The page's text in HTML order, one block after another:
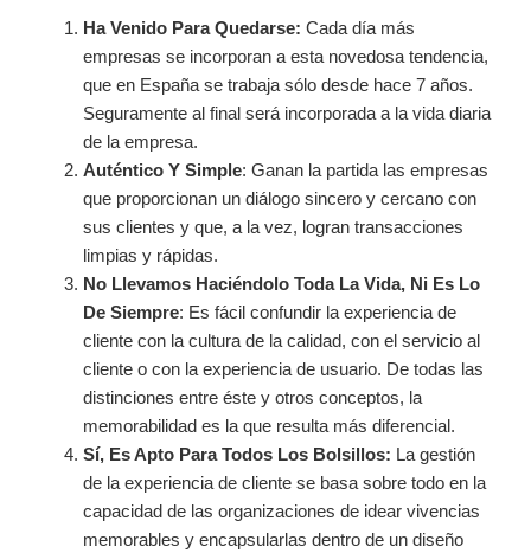
Ha Venido Para Quedarse: Cada día más
empresas se incorporan a esta novedosa tendencia,
que en España se trabaja sólo desde hace 7 años.
Seguramente al final será incorporada a la vida diaria
de la empresa.
Auténtico Y Simple: Ganan la partida las empresas
que proporcionan un diálogo sincero y cercano con
sus clientes y que, a la vez, logran transacciones
limpias y rápidas.
No Llevamos Haciéndolo Toda La Vida, Ni Es Lo
De Siempre: Es fácil confundir la experiencia de
cliente con la cultura de la calidad, con el servicio al
cliente o con la experiencia de usuario. De todas las
distinciones entre éste y otros conceptos, la
memorabilidad es la que resulta más diferencial.
Sí, Es Apto Para Todos Los Bolsillos: La gestión
de la experiencia de cliente se basa sobre todo en la
capacidad de las organizaciones de idear vivencias
memorables y encapsularlas dentro de un diseño